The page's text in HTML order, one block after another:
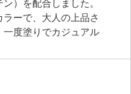
）を配合しました。
ーで、大人の上品さ
一度塗りでカジュアル
を演出。
、紫外線吸収剤不使